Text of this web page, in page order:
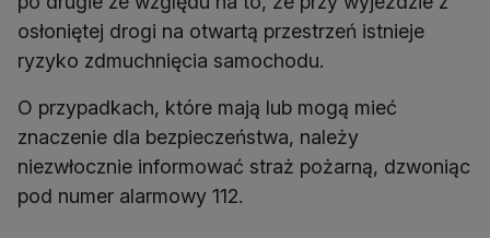
osłoniętej drogi na otwartą przestrzeń istnieje
ryzyko zdmuchnięcia samochodu.
O przypadkach, które mają lub mogą mieć
znaczenie dla bezpieczeństwa, należy
niezwłocznie informować straż pożarną, dzwoniąc
pod numer alarmowy 112.